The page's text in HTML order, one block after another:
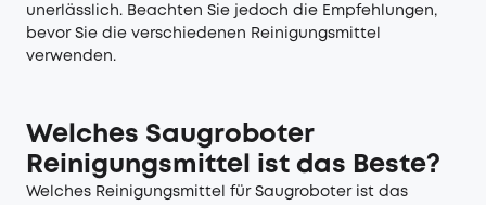
unerlässlich. Beachten Sie jedoch die Empfehlungen,
bevor Sie die verschiedenen Reinigungsmittel
verwenden.
Welches Saugroboter
Reinigungsmittel ist das Beste?
Welches Reinigungsmittel für Saugroboter ist das